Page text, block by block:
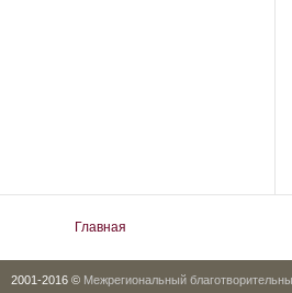
Главная
2001-2016 © Межрегиональный